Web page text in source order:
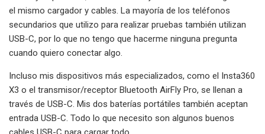
el mismo cargador y cables. La mayoría de los teléfonos
secundarios que utilizo para realizar pruebas también utilizan
USB-C, por lo que no tengo que hacerme ninguna pregunta
cuando quiero conectar algo.
Incluso mis dispositivos más especializados, como el Insta360
X3 o el transmisor/receptor Bluetooth AirFly Pro, se llenan a
través de USB-C. Mis dos baterías portátiles también aceptan
entrada USB-C. Todo lo que necesito son algunos buenos